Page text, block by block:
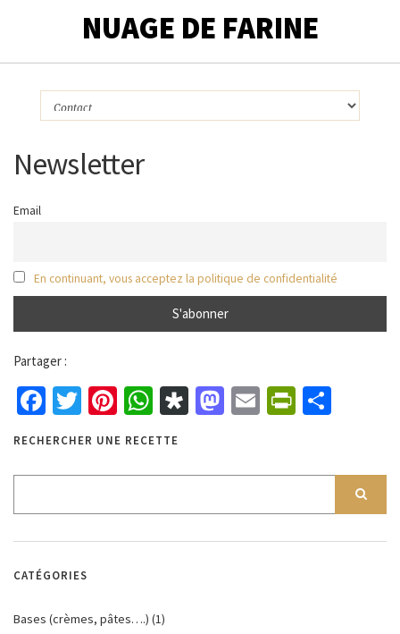
NUAGE DE FARINE
Newsletter
Email
En continuant, vous acceptez la politique de confidentialité
Partager :
Facebook
Twitter
Pinterest
WhatsApp
Diaspora
Mastodon
Email
RECHERCHER UNE RECETTE
CATÉGORIES
Bases (crèmes, pâtes….) (1)